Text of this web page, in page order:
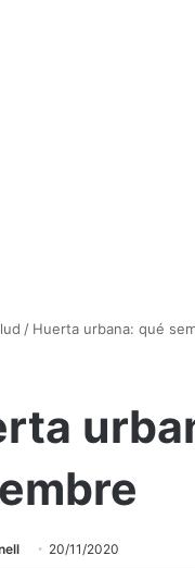
/ Huerta urbana: qué
20/11/2020